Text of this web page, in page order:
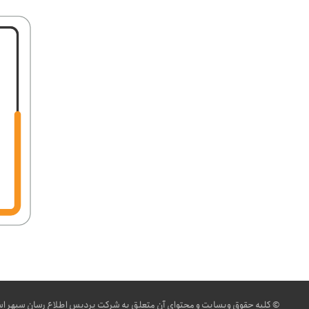
© کلیه حقوق وبسایت و محتوای آن متعلق به شرکتپردیس اطلاع رسان سپهر